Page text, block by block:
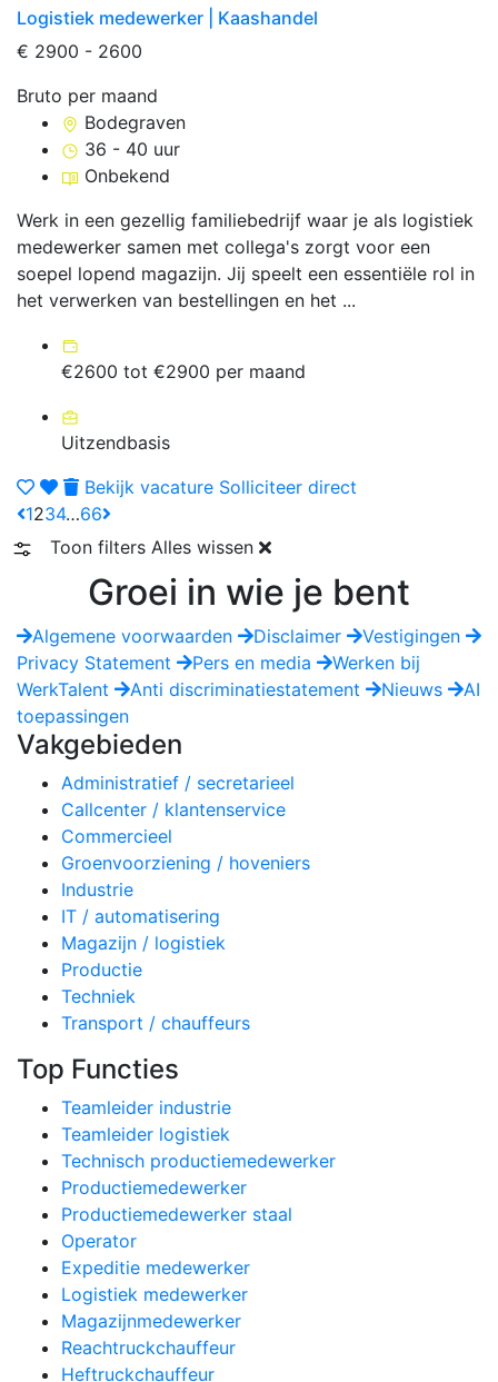
Logistiek medewerker | Kaashandel
€ 2900 - 2600
Bruto per maand
Bodegraven
36 - 40 uur
Onbekend
Werk in een gezellig familiebedrijf waar je als logistiek
medewerker samen met collega's zorgt voor een
soepel lopend magazijn. Jij speelt een essentiële rol in
het verwerken van bestellingen en het ...
€2600 tot €2900 per maand
Uitzendbasis
Bekijk vacature Solliciteer direct
1234…66
Toon filters Alles wissen
Groei in wie je bent
Algemene voorwaarden Disclaimer
Vestigingen
Privacy Statement
Pers en media
Werken bij
WerkTalent
Anti discriminatiestatement Nieuws
AI
toepassingen
Vakgebieden
Administratief / secretarieel
Callcenter / klantenservice
Commercieel
Groenvoorziening / hoveniers
Industrie
IT / automatisering
Magazijn / logistiek
Productie
Techniek
Transport / chauffeurs
Top Functies
Teamleider industrie
Teamleider logistiek
Technisch productiemedewerker
Productiemedewerker
Productiemedewerker staal
Operator
Expeditie medewerker
Logistiek medewerker
Magazijnmedewerker
Reachtruckchauffeur
Heftruckchauffeur